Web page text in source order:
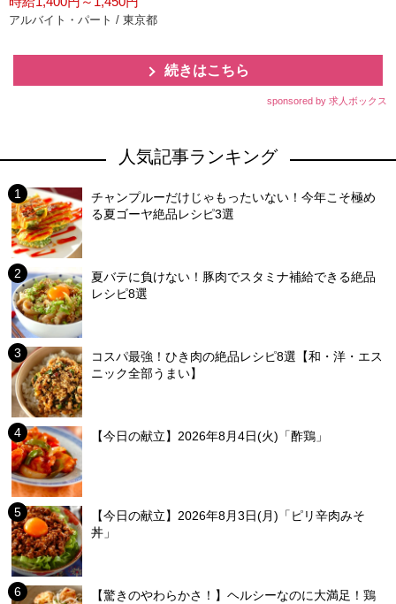
アルバイト・パート / 東京都
続きはこちら
sponsored by 求人ボックス
人気記事ランキング
チャンプルーだけじゃもったいない！今年こそ極め
る夏ゴーヤ絶品レシピ3選
夏バテに負けない！豚肉でスタミナ補給できる絶品
レシピ8選
コスパ最強！ひき肉の絶品レシピ8選【和・洋・エス
ニック全部うまい】
【今日の献立】2026年8月4日(火)「酢鶏」
【今日の献立】2026年8月3日(月)「ピリ辛肉みそ
丼」
【驚きのやわらかさ！】ヘルシーなのに大満足！鶏